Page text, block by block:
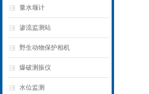
量水堰计
渗流监测站
野生动物保护相机
爆破测振仪
水位监测